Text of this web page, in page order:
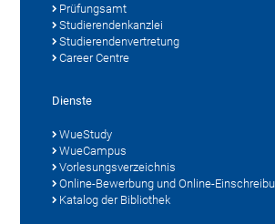
Prüfungsamt
Studierendenkanzlei
Studierendenvertretung
Career Centre
Dienste
WueStudy
WueCampus
Vorlesungsverzeichnis
Online-Bewerbung und Online-
Katalog der Bibliothek